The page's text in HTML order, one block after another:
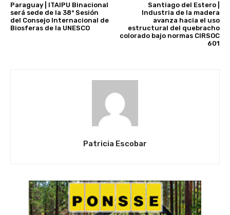
Paraguay | ITAIPU Binacional
será sede de la 38ª Sesión
del Consejo Internacional de
Biosferas de la UNESCO
Santiago del Estero |
Industria de la madera
avanza hacia el uso
estructural del quebracho
colorado bajo normas CIRSOC
601
Patricia Escobar